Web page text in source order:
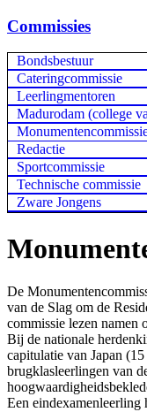
Commissies
Bondsbestuur
Cateringcommissie
Leerlingmentoren
Madurodam (college
Redactie
Sportcommissie
Technische commissie
Zware Jongens
De
van de Slag om de
commissie lezen namen
Bij de nationale
capitulatie van Japan
brugklasleerlingen van
Een eindexamenleerling